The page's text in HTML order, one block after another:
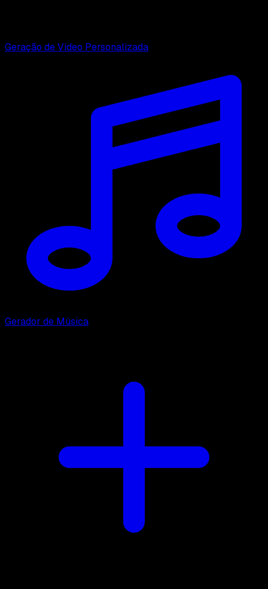
Geração de Vídeo Personalizada
Gerador de Música